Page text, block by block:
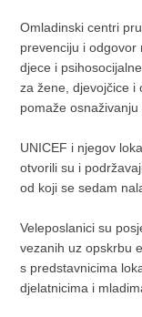
Omladinski centri
prevenciju i odgovor
djece i
za žene, djevojčice i
pomaže
UNICEF i njegov
otvorili su i
od koji se sedam
Veleposlanici su
vezanih uz opskrbu
s predstavnicima
djelatnicima i